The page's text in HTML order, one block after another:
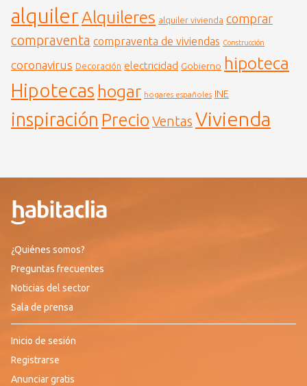
alquiler Alquileres alquiler vivienda comprar
compraventa compraventa de viviendas Construcción
coronavirus Decoración electricidad Gobierno hipoteca
Hipotecas hogar hogares españoles INE
inspiración Precio Ventas Vivienda
¿Quiénes somos?
Preguntas frecuentes
Noticias del sector
Sala de prensa
Inicio de sesión
Registrarse
Anunciar gratis